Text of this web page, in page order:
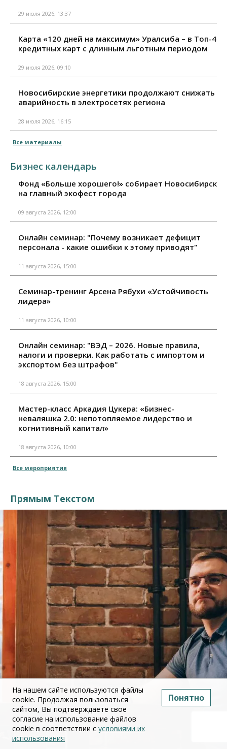
29 июля 2026, 13:37
Карта «120 дней на максимум» Уралсиба – в Топ-4
кредитных карт с длинным льготным периодом
29 июля 2026, 09:10
Новосибирские энергетики продолжают снижать
аварийность в электросетях региона
28 июля 2026, 16:15
Все материалы
Бизнес календарь
Фонд «Больше хорошего!» собирает Новосибирск
на главный экофест города
09 августа 2026, 12:00
Онлайн семинар: "Почему возникает дефицит
персонала - какие ошибки к этому приводят"
11 августа 2026, 15:00
Семинар-тренинг Арсена Рябухи «Устойчивость
лидера»
11 августа 2026, 10:00
Онлайн семинар: "ВЭД – 2026. Новые правила,
налоги и проверки. Как работать с импортом и
экспортом без штрафов"
18 августа 2026, 15:00
Мастер-класс Аркадия Цукера: «Бизнес-
неваляшка 2.0: непотопляемое лидерство и
когнитивный капитал»
18 августа 2026, 10:00
Все мероприятия
Прямым Текстом
На нашем сайте используются файлы
cookie. Продолжая пользоваться
сайтом, Вы подтверждаете свое
согласие на использование файлов
cookie в соответствии с условиями их
использования
Понятно